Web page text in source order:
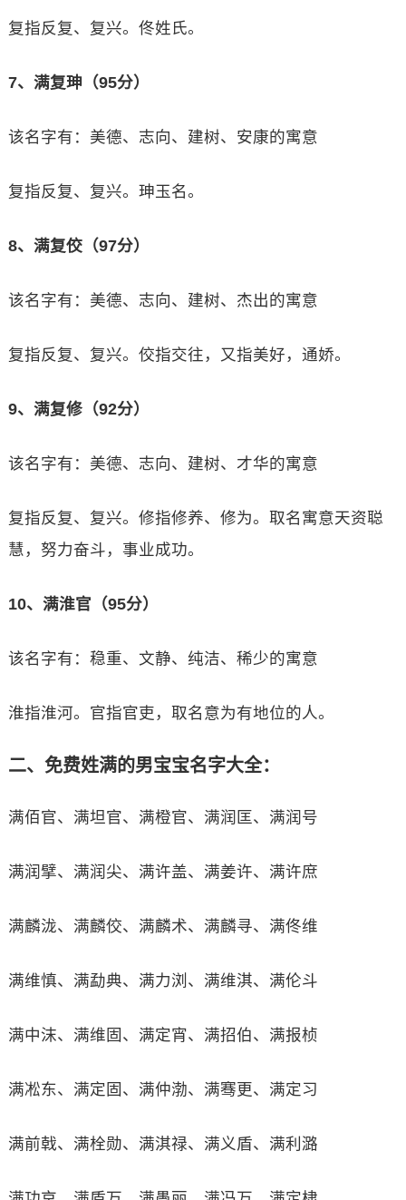
复指反复、复兴。佟姓氏。
7、满复珅（95分）
该名字有：美德、志向、建树、安康的寓意
复指反复、复兴。珅玉名。
8、满复佼（97分）
该名字有：美德、志向、建树、杰出的寓意
复指反复、复兴。佼指交往，又指美好，通娇。
9、满复修（92分）
该名字有：美德、志向、建树、才华的寓意
复指反复、复兴。修指修养、修为。取名寓意天资聪
慧，努力奋斗，事业成功。
10、满淮官（95分）
该名字有：稳重、文静、纯洁、稀少的寓意
淮指淮河。官指官吏，取名意为有地位的人。
二、免费姓满的男宝宝名字大全：
满佰官、满坦官、满橙官、满润匡、满润号
满润擘、满润尖、满许盖、满姜许、满许庶
满麟泷、满麟佼、满麟术、满麟寻、满佟维
满维慎、满勐典、满力浏、满维淇、满伦斗
满中沫、满维固、满定宵、满招伯、满报桢
满凇东、满定固、满仲渤、满骞更、满定习
满前戟、满栓勋、满淇禄、满义盾、满利潞